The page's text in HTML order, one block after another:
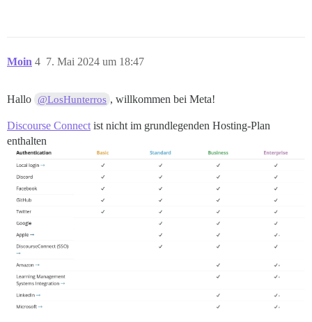
Moin 7. Mai 2024 um 18:47
4
Hallo @LosHunterros , willkommen bei Meta!
Discourse Connect ist nicht im grundlegenden Hosting-Plan
enthalten